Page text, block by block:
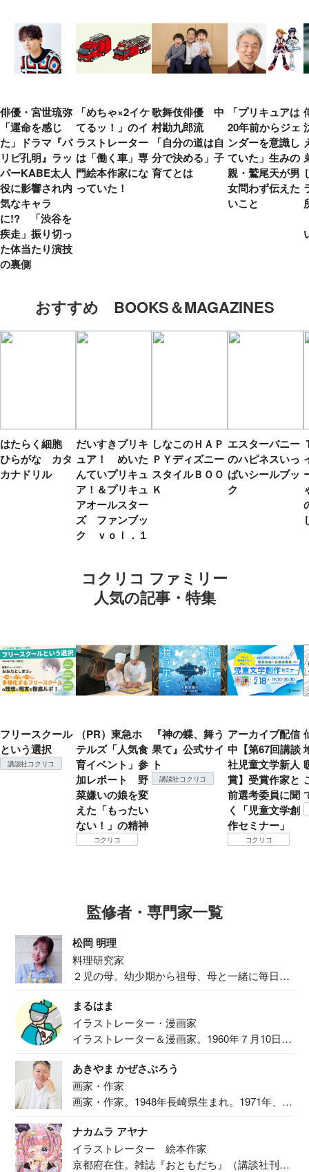
俳優・宮世琉弥
「運命を感じ
た」ドラマ『パ
リピ孔明』ラッ
パーKABE太人
役に影響され内
気なキャラ
に!? 「渋谷を
疾走」振り切っ
た体当たり演技
の裏側
「めちゃ×2イケ
てるッ！」のイ
ラストレーター
は「働く車」専
門絵本作家にな
っていた！
歌舞伎俳優 中
村勘九郎流
「自分の道は自
分で決める」子
育てとは
「プリキュアは
20年前からジェ
ンダーを意識し
ていた」生みの
親・鷲尾天が男
女問わず伝えた
いこと
おすすめ BOOKS＆MAGAZINES
はたらく細胞
ひらがな カタ
カナドリル
だいすきプリキ
ュア！ めいた
んていプリキュ
ア！＆プリキュ
アオールスター
ズ ファンブッ
ク ｖｏｌ．１
しなこのＨＡＰ
ＰＹディズニー
スタイルＢＯＯ
Ｋ
エスターバニー
のハピネスいっ
ぱいシールブッ
ク
コクリコ ファミリー
人気の記事・特集
フリースクール
という選択
講談社コクリコ
（PR）東急ホ
テルズ「人気食
育イベント」参
加レポート 野
菜嫌いの娘を変
えた「もったい
ない！」の精神
コクリコ
『神の蝶、舞う
果て』公式サイ
ト
講談社コクリコ
アーカイブ配信
中【第67回講談
社児童文学新人
賞】受賞作家と
前選考委員に聞
く「児童文学創
作セミナー」
コクリコ
監修者・専門家一覧
松岡 明理
料理研究家
２児の母。幼少期から祖母、母と一緒に毎日の
まるはま
イラストレーター・漫画家
イラストレーター＆漫画家。1960年７月10日生
あきやま かぜさぶろう
画家・作家
画家・作家。1948年長崎県生まれ。1971年、
ナカムラ アヤナ
イラストレーター 絵本作家
京都府在住。雑誌『おともだち』（講談社刊）